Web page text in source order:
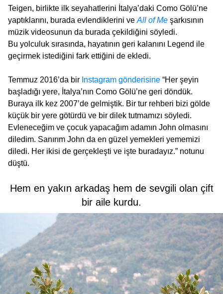
Teigen, birlikte ilk seyahatlerini İtalya’daki Como Gölü’ne
yaptıklarını, burada evlendiklerini ve All of Me şarkısının
müzik videosunun da burada çekildiğini söyledi.
Bu yolculuk sırasında, hayatının geri kalanını Legend ile
geçirmek istediğini fark ettiğini de ekledi.
Temmuz 2016’da bir Instagram gönderisine “Her şeyin
başladığı yere, İtalya’nın Como Gölü’ne geri döndük.
Buraya ilk kez 2007’de gelmiştik. Bir tur rehberi bizi gölde
küçük bir yere götürdü ve bir dilek tutmamızı söyledi.
Evleneceğim ve çocuk yapacağım adamın John olmasını
diledim. Sanırım John da en güzel yemekleri yememizi
diledi. Her ikisi de gerçekleşti ve işte buradayız.” notunu
düştü.
Hem en yakın arkadaş hem de sevgili olan çift
bir aile kurdu.